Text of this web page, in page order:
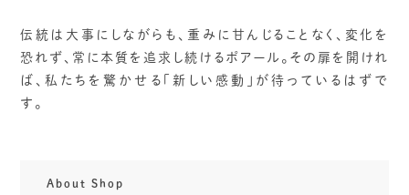
伝統は大事にしながらも、重みに甘んじることなく、変化を
恐れず、常に本質を追求し続けるポアール。その扉を開けれ
ば、私たちを驚かせる「新しい感動」が待っているはずで
す。
About Shop